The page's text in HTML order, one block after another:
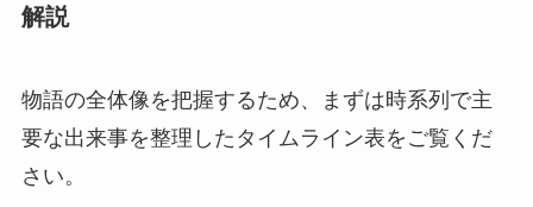
解説
物語の全体像を把握するため、まずは時系列で主
要な出来事を整理したタイムライン表をご覧くだ
さい。